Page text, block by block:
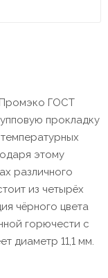
Промэко ГОСТ
прокладку
этому
различного
из четырёх
чёрного цвета
горючести с
диаметр 11,1 мм.